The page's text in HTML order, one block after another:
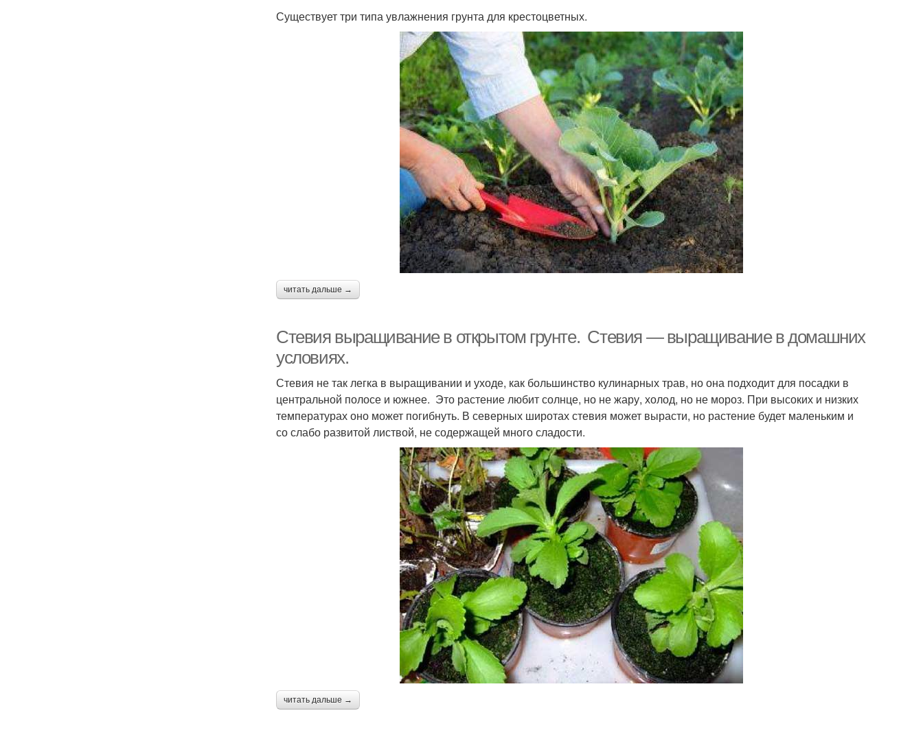
Существует три типа увлажнения грунта для крестоцветных.
читать дальше →
Стевия выращивание в открытом грунте. Стевия — выращивание в домашних
условиях.
Стевия не так легка в выращивании и уходе, как большинство кулинарных трав, но она подходит для посадки в
центральной полосе и южнее. Это растение любит солнце, но не жару, холод, но не мороз. При высоких и низких
температурах оно может погибнуть. В северных широтах стевия может вырасти, но растение будет маленьким и
со слабо развитой листвой, не содержащей много сладости.
читать дальше →